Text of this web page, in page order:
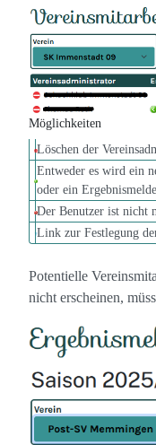
Möglichkeiten
Löschen der
Entweder es wird ein
oder ein
Der Benutzer ist nicht
Link zur Festlegung
Potentielle
nicht erscheinen,